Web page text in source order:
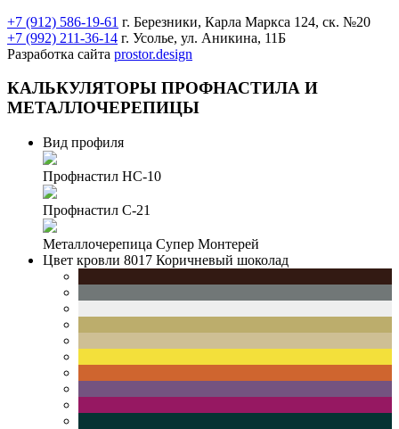
+7 (912) 586-19-61 г. Березники, Карла Маркса 124, ск. №20
+7 (992) 211-36-14 г. Усолье, ул. Аникина, 11Б
Разработка сайта prostor.design
КАЛЬКУЛЯТОРЫ ПРОФНАСТИЛА И
МЕТАЛЛОЧЕРЕПИЦЫ
Вид профиля
Профнастил НС-10
Профнастил С-21
Металлочерепица Супер Монтерей
Цвет кровли 8017 Коричневый шоколад